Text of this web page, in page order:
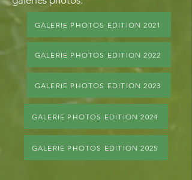
GALERIE PHOTOS EDITION 2021
GALERIE PHOTOS EDITION 2022
GALERIE PHOTOS EDITION 2023
GALERIE PHOTOS EDITION 2024
GALERIE PHOTOS EDITION 2025